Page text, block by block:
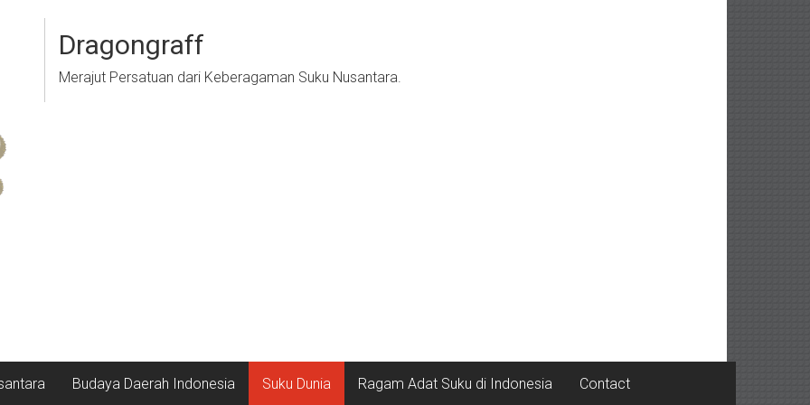
Dragongraff
Merajut Persatuan dari Keberagaman Suku Nusantara.
Budaya Daerah Indonesia Suku Dunia Ragam Adat Suku di Indonesia Contact